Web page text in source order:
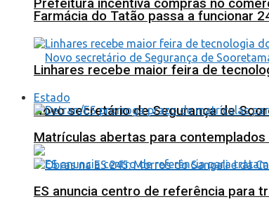
Prefeitura incentiva compras no
Novo secretário de Segurança de
Farmácia do Tatão passa a funcionar
Linhares recebe maior feira de
Estado
Matrículas abertas para
ES anuncia centro de referência para